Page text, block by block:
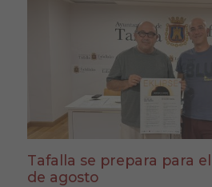
Tafalla se prepara para
de agosto